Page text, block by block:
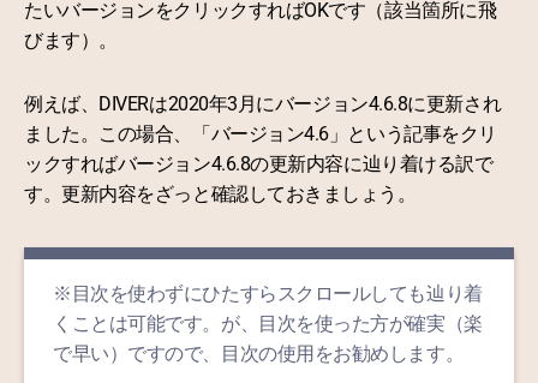
たいバージョンをクリックすればOKです（該当箇所に飛
びます）。
例えば、DIVERは2020年3月にバージョン4.6.8に更新され
ました。この場合、「バージョン4.6」という記事をクリ
ックすればバージョン4.6.8の更新内容に辿り着ける訳で
す。更新内容をざっと確認しておきましょう。
※目次を使わずにひたすらスクロールしても辿り着
くことは可能です。が、目次を使った方が確実（楽
で早い）ですので、目次の使用をお勧めします。